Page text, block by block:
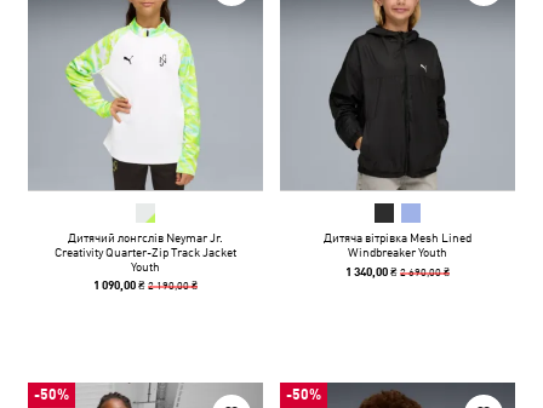
Дитячий лонгслів Neymar Jr.
Creativity Quarter-Zip Track Jacket
Youth
1 090,00 ₴2 190,00 ₴
Дитяча вітрівка Mesh Lined
Windbreaker Youth
1 340,00 ₴2 690,00 ₴
-50% -50%